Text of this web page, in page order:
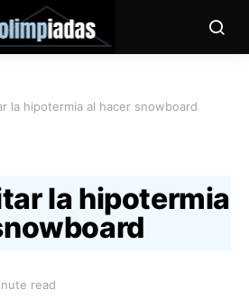
la hipotermia al hacer snowboard
la hipotermia
read